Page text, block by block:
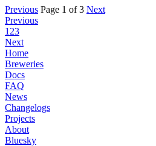
Previous Page 1 of 3 Next
Previous
1 23
Next
Home
Breweries
Docs
FAQ
News
Changelogs
Projects
About
Bluesky